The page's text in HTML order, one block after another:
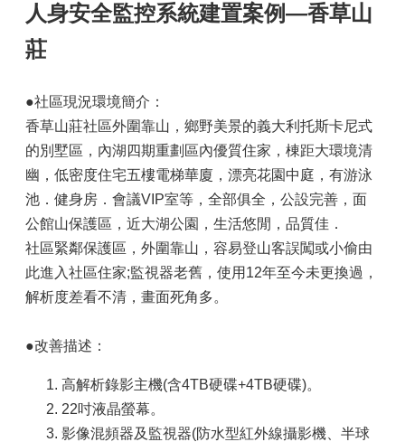
人身安全監控系統建置案例—香草山
莊
●社區現況環境簡介：
香草山莊社區外圍靠山，鄉野美景的義大利托斯卡尼式
的別墅區，內湖四期重劃區內優質住家，棟距大環境清
幽，低密度住宅五樓電梯華廈，漂亮花園中庭，有游泳
池．健身房．會議VIP室等，全部俱全，公設完善，面
公館山保護區，近大湖公園，生活悠閒，品質佳．
社區緊鄰保護區，外圍靠山，容易登山客誤闖或小偷由
此進入社區住家;監視器老舊，使用12年至今未更換過，
解析度差看不清，畫面死角多。
●改善描述：
高解析錄影主機(含4TB硬碟+4TB硬碟)。
22吋液晶螢幕。
影像混頻器及監視器(防水型紅外線攝影機、半球